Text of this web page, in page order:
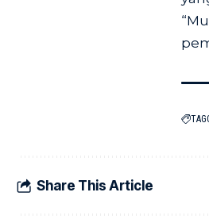
Share This Article